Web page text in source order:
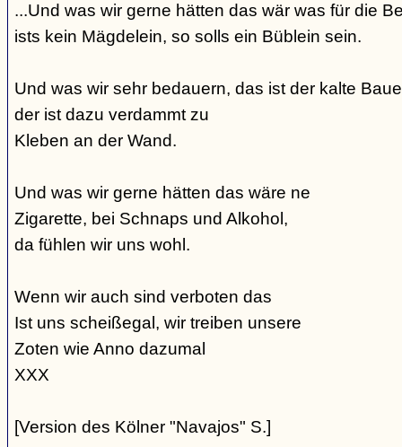
...Und was wir gerne hätten das wär was für die
ists kein Mägdelein, so solls ein Büblein sein.
Und was wir sehr bedauern, das ist der kalte
der ist dazu verdammt zu
Kleben an der Wand.
Und was wir gerne hätten das wäre ne
Zigarette, bei Schnaps und Alkohol,
da fühlen wir uns wohl.
Wenn wir auch sind verboten das
Ist uns scheißegal, wir treiben unsere
Zoten wie Anno dazumal
XXX
[Version des Kölner "Navajos" S.]